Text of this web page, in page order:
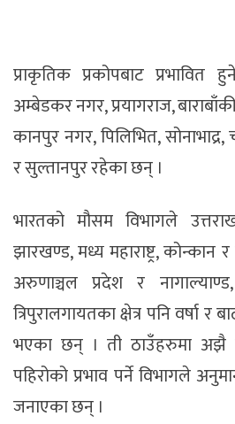
प्राकृतिक प्रकोपबाट प्रभावित
अम्बेडकर नगर, प्रयागराज,
कानपुर नगर, पिलिभित, सोनाभाद्र,
र सुल्तानपुर रहेका छन् ।
भारतको मौसम विभागले
झारखण्ड, मध्य महाराष्ट्र,
अरुणाञ्चल प्रदेश र
त्रिपुरालगायतका क्षेत्र पनि वर्षा र
भएका छन् । ती ठाउँहरुमा अझै
पहिरोको प्रभाव पर्ने विभागले
जनाएका छन् ।